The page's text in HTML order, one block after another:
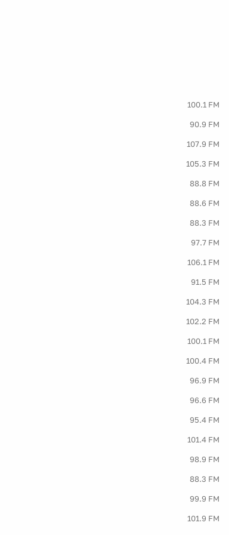
100.1 FM
90.9 FM
107.9 FM
105.3 FM
88.8 FM
88.6 FM
88.3 FM
97.7 FM
106.1 FM
91.5 FM
104.3 FM
102.2 FM
100.1 FM
100.4 FM
96.9 FM
96.6 FM
95.4 FM
101.4 FM
98.9 FM
88.3 FM
99.9 FM
101.9 FM